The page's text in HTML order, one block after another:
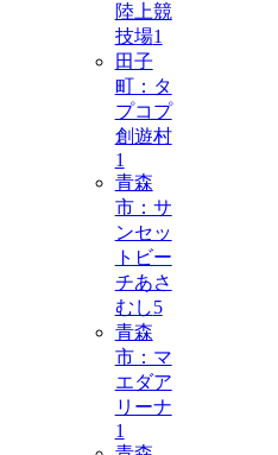
陸上競
技場1
田子
町：タ
プコプ
創遊村
1
青森
市：サ
ンセッ
トビー
チあさ
むし5
青森
市：マ
エダア
リーナ
1